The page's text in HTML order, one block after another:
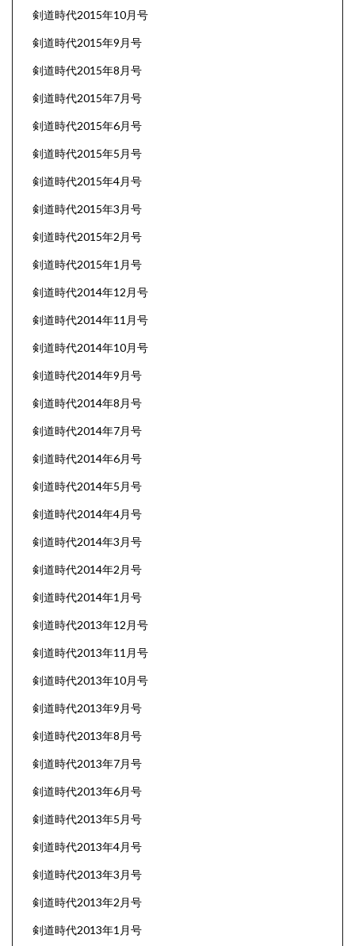
剣道時代2015年10月号
剣道時代2015年9月号
剣道時代2015年8月号
剣道時代2015年7月号
剣道時代2015年6月号
剣道時代2015年5月号
剣道時代2015年4月号
剣道時代2015年3月号
剣道時代2015年2月号
剣道時代2015年1月号
剣道時代2014年12月号
剣道時代2014年11月号
剣道時代2014年10月号
剣道時代2014年9月号
剣道時代2014年8月号
剣道時代2014年7月号
剣道時代2014年6月号
剣道時代2014年5月号
剣道時代2014年4月号
剣道時代2014年3月号
剣道時代2014年2月号
剣道時代2014年1月号
剣道時代2013年12月号
剣道時代2013年11月号
剣道時代2013年10月号
剣道時代2013年9月号
剣道時代2013年8月号
剣道時代2013年7月号
剣道時代2013年6月号
剣道時代2013年5月号
剣道時代2013年4月号
剣道時代2013年3月号
剣道時代2013年2月号
剣道時代2013年1月号